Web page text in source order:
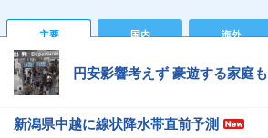
主要 国内 海外
円安影響考えず 豪遊する家庭も
新潟県中越に線状降水帯直前予測